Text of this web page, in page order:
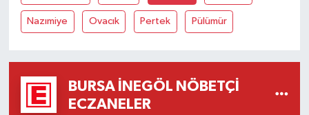
Nazımiye Ovacık Pertek Pülümür
BURSA İNEGÖL NÖBETÇI
ECZANELER